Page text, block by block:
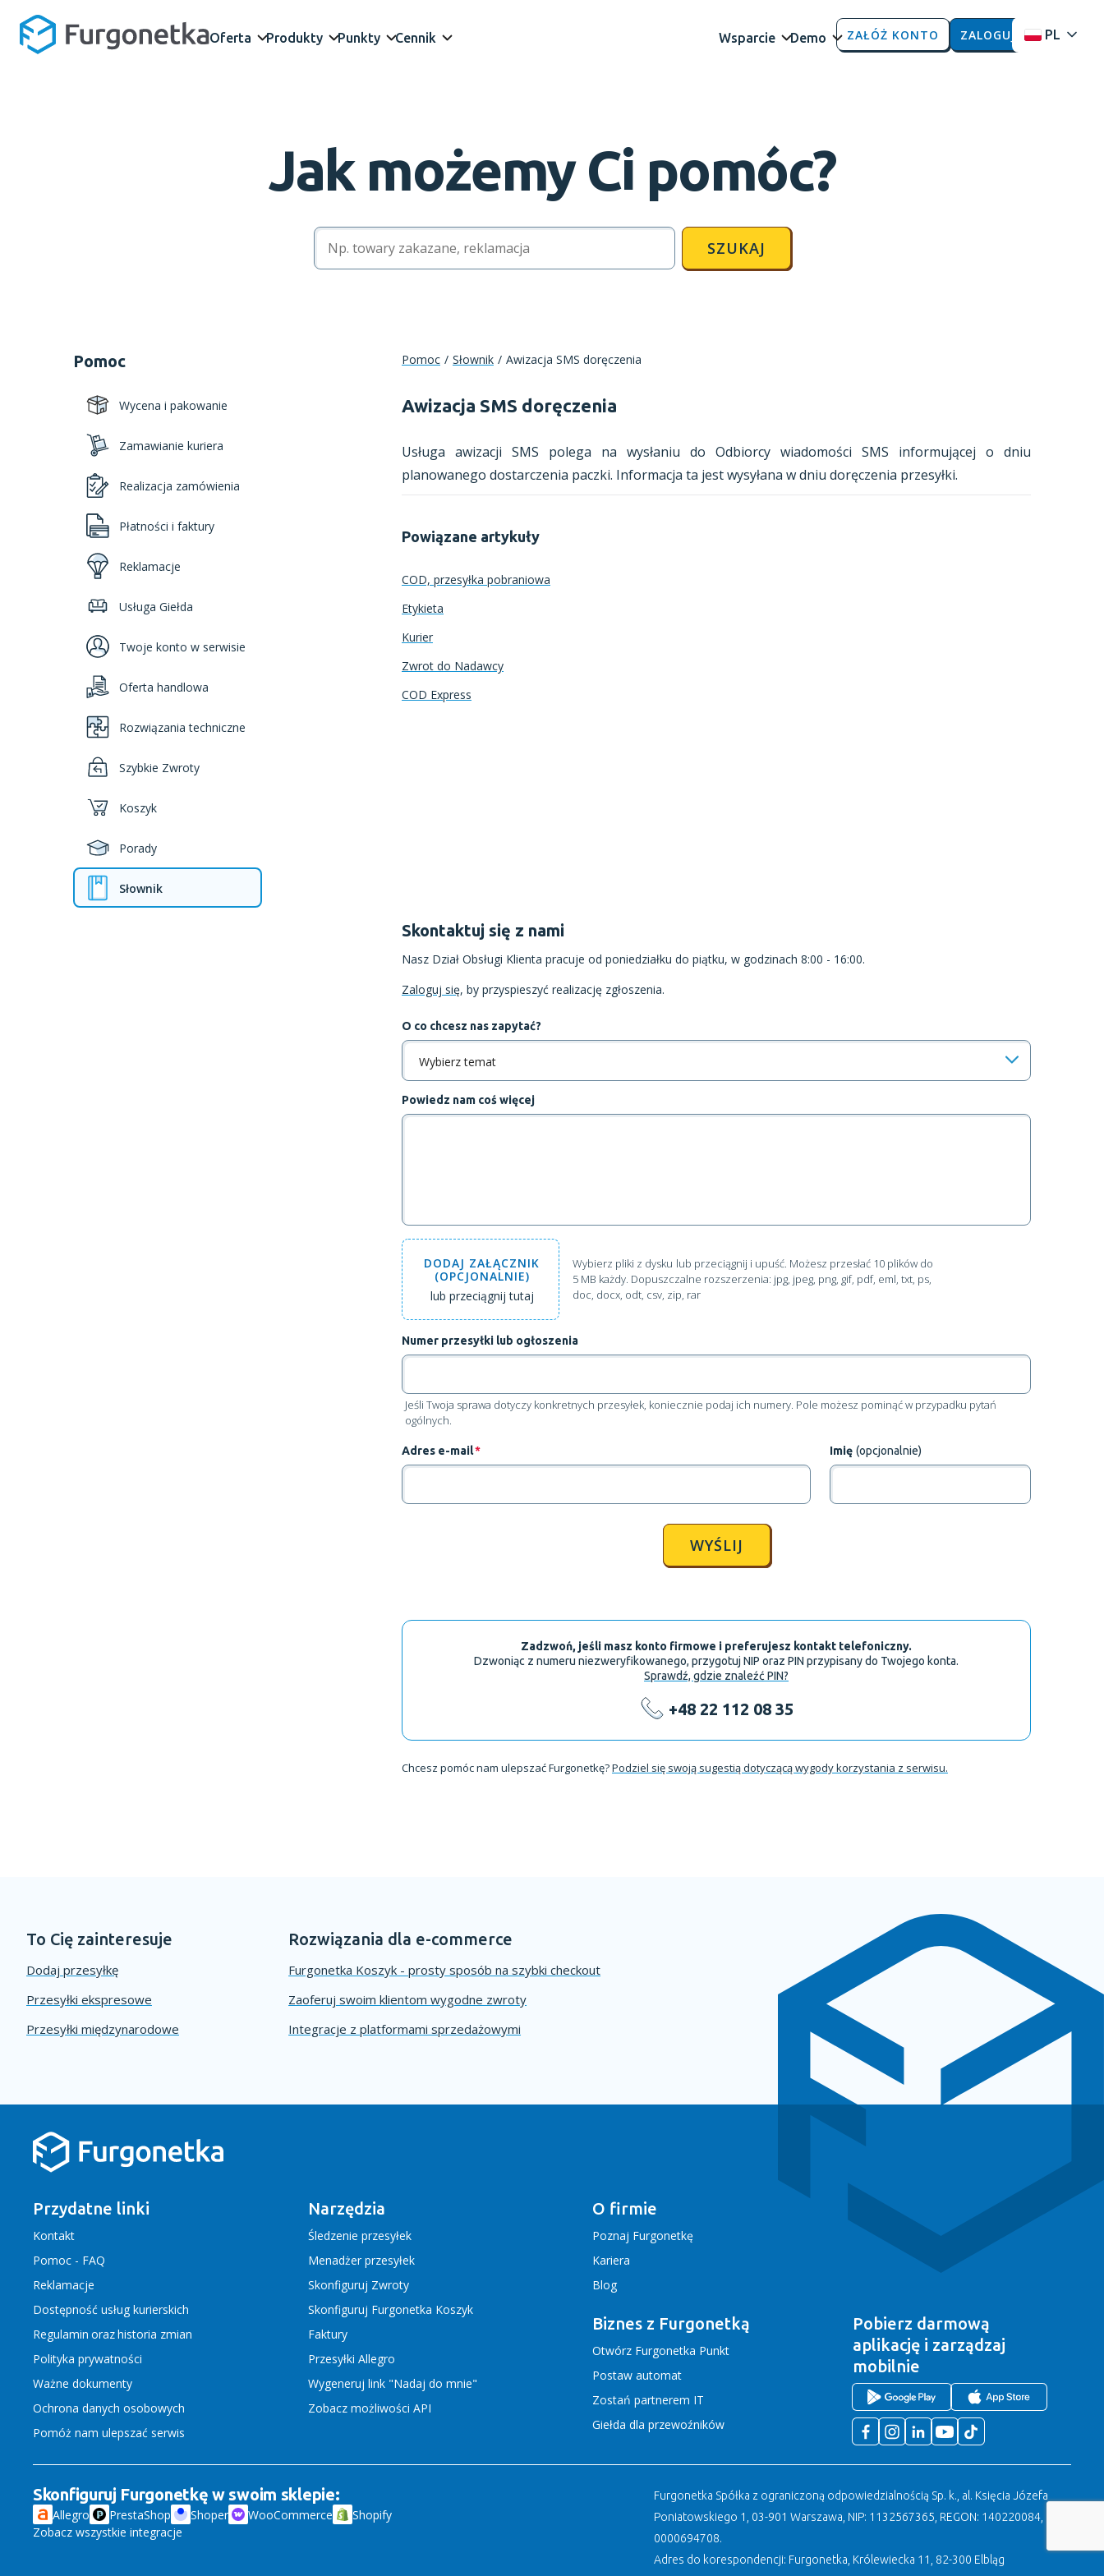
Oferta Produkty Punkty Cennik Wsparcie Demo ZAŁÓŻ KONTO ZALOGUJ PL
Jak możemy Ci pomóc?
SZUKAJ
Pomoc
Wycena i pakowanie
Zamawianie kuriera
Realizacja zamówienia
Płatności i faktury
Reklamacje
Usługa Giełda
Twoje konto w serwisie
Oferta handlowa
Rozwiązania techniczne
Szybkie Zwroty
Koszyk
Porady
Słownik
Pomoc / Słownik / Awizacja SMS doręczenia
Awizacja SMS doręczenia
Usługa awizacji SMS polega na wysłaniu do Odbiorcy wiadomości SMS informującej o dniu
planowanego dostarczenia paczki. Informacja ta jest wysyłana w dniu doręczenia przesyłki.
Powiązane artykuły
COD, przesyłka pobraniowa
Etykieta
Kurier
Zwrot do Nadawcy
COD Express
Skontaktuj się z nami
Nasz Dział Obsługi Klienta pracuje od poniedziałku do piątku, w godzinach 8:00 - 16:00.
Zaloguj się, by przyspieszyć realizację zgłoszenia.
O co chcesz nas zapytać?
Wybierz temat
Powiedz nam coś więcej
DODAJ ZAŁĄCZNIK
(OPCJONALNIE)
lub przeciągnij tutaj
Wybierz pliki z dysku lub przeciągnij i upuść. Możesz przesłać 10 plików do
5 MB każdy. Dopuszczalne rozszerzenia: jpg, jpeg, png, gif, pdf, eml, txt, ps,
doc, docx, odt, csv, zip, rar
Numer przesyłki lub ogłoszenia
Jeśli Twoja sprawa dotyczy konkretnych przesyłek, koniecznie podaj ich numery. Pole możesz pominąć w przypadku pytań
ogólnych.
Adres e-mail* Imię (opcjonalnie)
WYŚLIJ
Zadzwoń, jeśli masz konto firmowe i preferujesz kontakt telefoniczny.
Dzwoniąc z numeru niezweryfikowanego, przygotuj NIP oraz PIN przypisany do Twojego konta.
Sprawdź, gdzie znaleźć PIN?
+48 22 112 08 35
Chcesz pomóc nam ulepszać Furgonetkę?Podziel się swoją sugestią dotyczącą wygody korzystania z serwisu.
To Cię zainteresuje
Dodaj przesyłkę
Przesyłki ekspresowe
Przesyłki międzynarodowe
Rozwiązania dla e-commerce
Furgonetka Koszyk - prosty sposób na szybki checkout
Zaoferuj swoim klientom wygodne zwroty
Integracje z platformami sprzedażowymi
Przydatne linki
Kontakt
Pomoc - FAQ
Reklamacje
Dostępność usług kurierskich
Regulamin orazhistoria zmian
Polityka prywatności
Ważne dokumenty
Ochrona danych osobowych
Pomóż nam ulepszać serwis
Narzędzia
Śledzenie przesyłek
Menadżer przesyłek
Skonfiguruj Zwroty
Skonfiguruj Furgonetka Koszyk
Faktury
Przesyłki Allegro
Wygeneruj link "Nadaj do mnie"
Zobacz możliwości API
O firmie
Poznaj Furgonetkę
Kariera
Blog
Biznes z Furgonetką
Otwórz Furgonetka Punkt
Postaw automat
Zostań partnerem IT
Giełda dla przewoźników
Pobierz darmową
aplikację i zarządzaj
mobilnie
Skonfiguruj Furgonetkę w swoim sklepie:
Allegro PrestaShop Shoper WooCommerce
Shopify
Zobacz wszystkie integracje
Furgonetka Spółka z ograniczoną odpowiedzialnością Sp. k., al. Księcia Józefa
Poniatowskiego 1, 03-901 Warszawa, NIP: 1132567365, REGON: 140220084, KRS:
0000694708.
Adres do korespondencji: Furgonetka, Królewiecka 11, 82-300 Elbląg